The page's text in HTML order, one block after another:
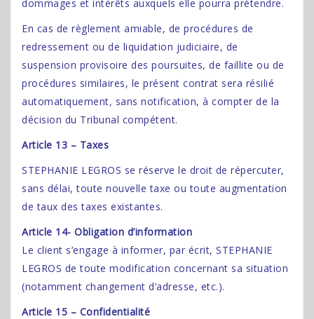
dommages et intérêts auxquels elle pourra prétendre.
En cas de règlement amiable, de procédures de
redressement ou de liquidation judiciaire, de
suspension provisoire des poursuites, de faillite ou de
procédures similaires, le présent contrat sera résilié
automatiquement, sans notification, à compter de la
décision du Tribunal compétent.
Article 13 – Taxes
STEPHANIE LEGROS se réserve le droit de répercuter,
sans délai, toute nouvelle taxe ou toute augmentation
de taux des taxes existantes.
Article 14- Obligation d’information
Le client s’engage à informer, par écrit, STEPHANIE
LEGROS de toute modification concernant sa situation
(notamment changement d’adresse, etc.).
Article 15 – Confidentialité